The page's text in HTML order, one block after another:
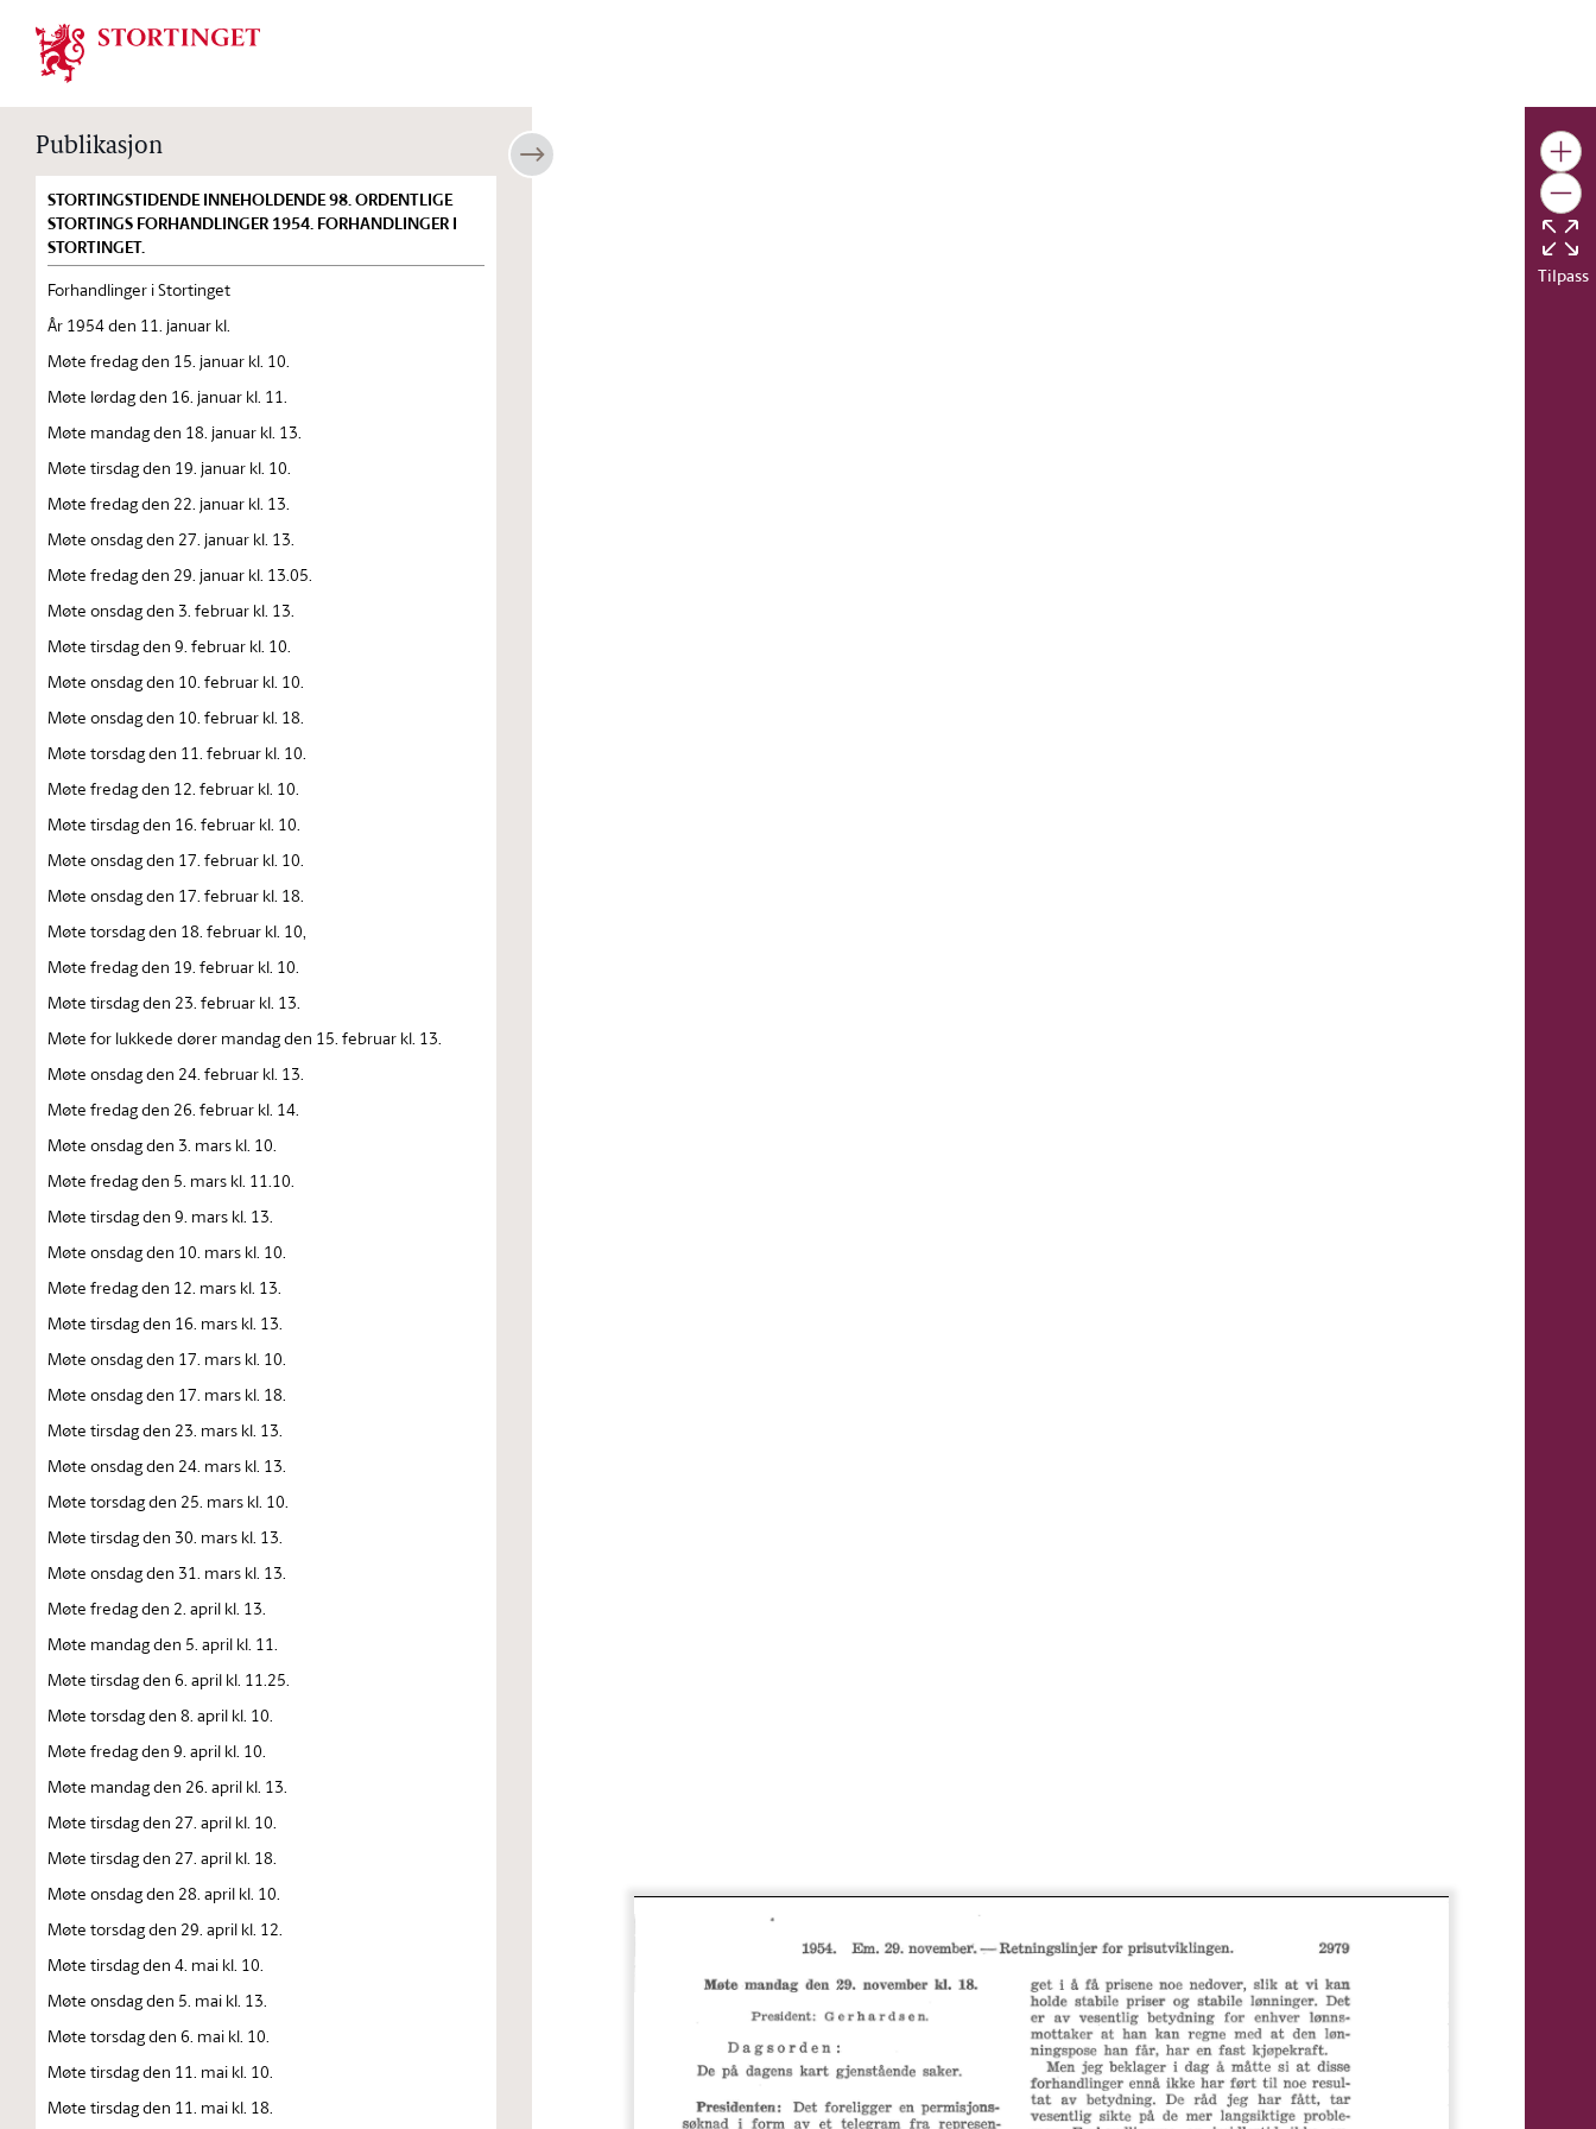
Stortinget.no
Publikasjon
STORTINGSTIDENDE INNEHOLDENDE 98. ORDENTLIGE
STORTINGS FORHANDLINGER 1954. FORHANDLINGER I
STORTINGET.
Forhandlinger i Stortinget
År 1954 den 11. januar kl.
Møte fredag den 15. januar kl. 10.
Møte lørdag den 16. januar kl. 11.
Møte mandag den 18. januar kl. 13.
Møte tirsdag den 19. januar kl. 10.
Møte fredag den 22. januar kl. 13.
Møte onsdag den 27. januar kl. 13.
Møte fredag den 29. januar kl. 13.05.
Møte onsdag den 3. februar kl. 13.
Møte tirsdag den 9. februar kl. 10.
Møte onsdag den 10. februar kl. 10.
Møte onsdag den 10. februar kl. 18.
Møte torsdag den 11. februar kl. 10.
Møte fredag den 12. februar kl. 10.
Møte tirsdag den 16. februar kl. 10.
Møte onsdag den 17. februar kl. 10.
Møte onsdag den 17. februar kl. 18.
Møte torsdag den 18. februar kl. 10,
Møte fredag den 19. februar kl. 10.
Møte tirsdag den 23. februar kl. 13.
Møte for lukkede dører mandag den 15. februar kl. 13.
Møte onsdag den 24. februar kl. 13.
Møte fredag den 26. februar kl. 14.
Møte onsdag den 3. mars kl. 10.
Møte fredag den 5. mars kl. 11.10.
Møte tirsdag den 9. mars kl. 13.
Møte onsdag den 10. mars kl. 10.
Møte fredag den 12. mars kl. 13.
Møte tirsdag den 16. mars kl. 13.
Møte onsdag den 17. mars kl. 10.
Møte onsdag den 17. mars kl. 18.
Møte tirsdag den 23. mars kl. 13.
Møte onsdag den 24. mars kl. 13.
Møte torsdag den 25. mars kl. 10.
Møte tirsdag den 30. mars kl. 13.
Møte onsdag den 31. mars kl. 13.
Møte fredag den 2. april kl. 13.
Møte mandag den 5. april kl. 11.
Møte tirsdag den 6. april kl. 11.25.
Møte torsdag den 8. april kl. 10.
Møte fredag den 9. april kl. 10.
Møte mandag den 26. april kl. 13.
Møte tirsdag den 27. april kl. 10.
Møte tirsdag den 27. april kl. 18.
Møte onsdag den 28. april kl. 10.
Møte torsdag den 29. april kl. 12.
Møte tirsdag den 4. mai kl. 10.
Møte onsdag den 5. mai kl. 13.
Møte torsdag den 6. mai kl. 10.
Møte tirsdag den 11. mai kl. 10.
Møte tirsdag den 11. mai kl. 18.